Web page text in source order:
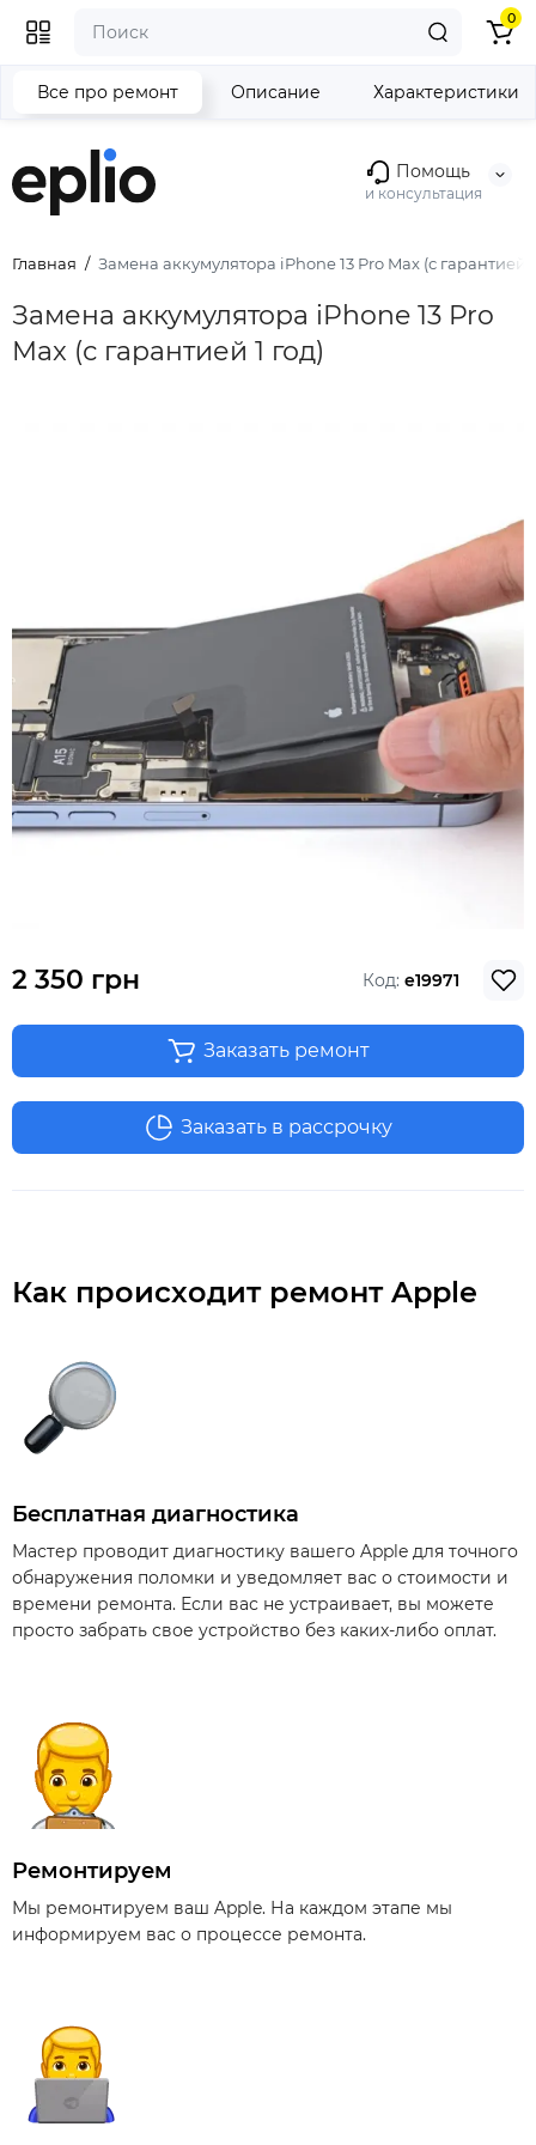
Помощь
и консультация
0
Главная Замена аккумулятора iPhone 13 Pro Max (с гарантией
Замена аккумулятора iPhone 13 Pro
Max (с гарантией 1 год)
Все про ремонт Описание Характеристики
2 350 грн Код: e19971
Заказать ремонт
Заказать в рассрочку
Как происходит ремонт Apple
Бесплатная диагностика
Мастер проводит диагностику вашего Apple для точного
обнаружения поломки и уведомляет вас о стоимости и
времени ремонта. Если вас не устраивает, вы можете
просто забрать свое устройство без каких-либо оплат.
Ремонтируем
Мы ремонтируем ваш Apple. На каждом этапе мы
информируем вас о процессе ремонта.